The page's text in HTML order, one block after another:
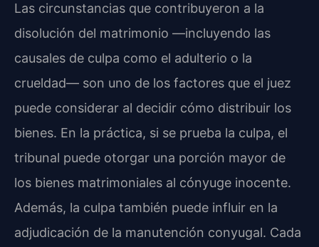
Las circunstancias que contribuyeron a la
disolución del matrimonio —incluyendo las
causales de culpa como el adulterio o la
crueldad— son uno de los factores que el juez
puede considerar al decidir cómo distribuir los
bienes. En la práctica, si se prueba la culpa, el
tribunal puede otorgar una porción mayor de
los bienes matrimoniales al cónyuge inocente.
Además, la culpa también puede influir en la
adjudicación de la manutención conyugal. Cada